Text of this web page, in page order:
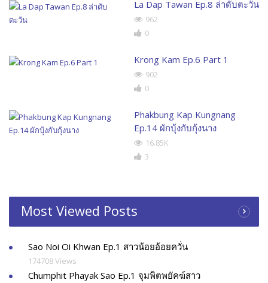
La Dap Tawan Ep.8 ล่าดับตะวัน
962
0
Krong Kam Ep.6 Part 1
902
0
Phakbung Kap Kungnang
Ep.14 ผักบุ้งกับกุ้งนาง
16.85K
3
Most Viewed Posts
Sao Noi Oi Khwan Ep.1 สาวน้อยอ้อยควั่น
174708 Views
Chumphit Phayak Sao Ep.1 จุมพิตพยัคฆ์สาว